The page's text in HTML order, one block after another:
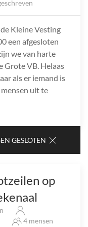
Kleine Vesting
een afgesloten
we van harte
Grote VB. Helaas
als er iemand is
uit te
GESLOTEN
op
4 mensen